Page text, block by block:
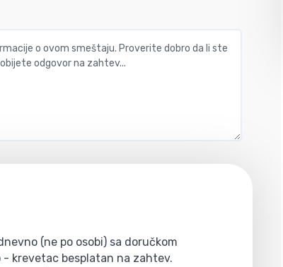
(ne po osobi) sa doručkom
- krevetac besplatan na zahtev.